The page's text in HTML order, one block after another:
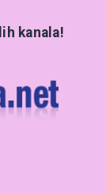
kanala!